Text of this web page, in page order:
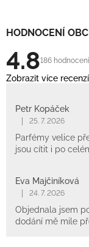
HODNOCENÍ
4.8186 hodnocení
Zobrazit více recenzí
Petr Kopáček
25. 7. 2026
Parfémy velice
jsou cítit i po
Eva Majčiníková
24. 7. 2026
Objednala jsem
dodání mě mile